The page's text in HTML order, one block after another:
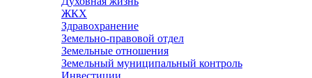
ЖКХ
Здравохранение
Земельно-правовой отдел
Земельные отношения
Земельный муниципальный контроль
Инвестиции